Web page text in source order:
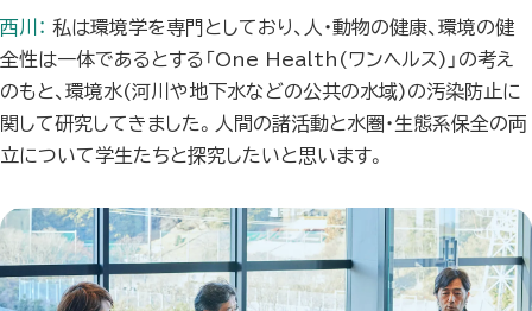
西川： 私は環境学を専門としており、人・動物の健康、環境の健
全性は一体であるとする「One Health(ワンヘルス)」の考え
のもと、環境水(河川や地下水などの公共の水域)の汚染防止に
関して研究してきました。人間の諸活動と水圏・生態系保全の両
立について学生たちと探究したいと思います。